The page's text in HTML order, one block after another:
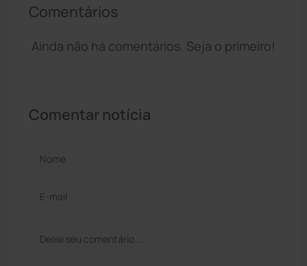
Comentários
Ainda não há comentários. Seja o primeiro!
Comentar notícia